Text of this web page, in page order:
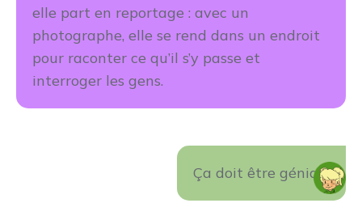
elle part en reportage : avec un
photographe, elle se rend dans un endroit
pour raconter ce qu’il s’y passe et
interroger les gens.
Ça doit être génial !